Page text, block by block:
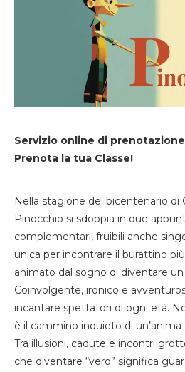
Servizio online di
Prenota la tua Classe!
Nella stagione del bicentenario di
Pinocchio si sdoppia in due
complementari, fruibili anche
unica per incontrare il burattino
animato dal sogno di diventare
Coinvolgente, ironico e
incantare spettatori di ogni età.
è il cammino inquieto di un’anima
Tra illusioni, cadute e incontri
che diventare “vero” significa